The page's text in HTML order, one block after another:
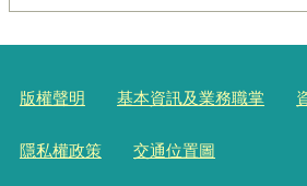
版權聲明 基本資訊及業務職掌
隱私權政策 交通位置圖